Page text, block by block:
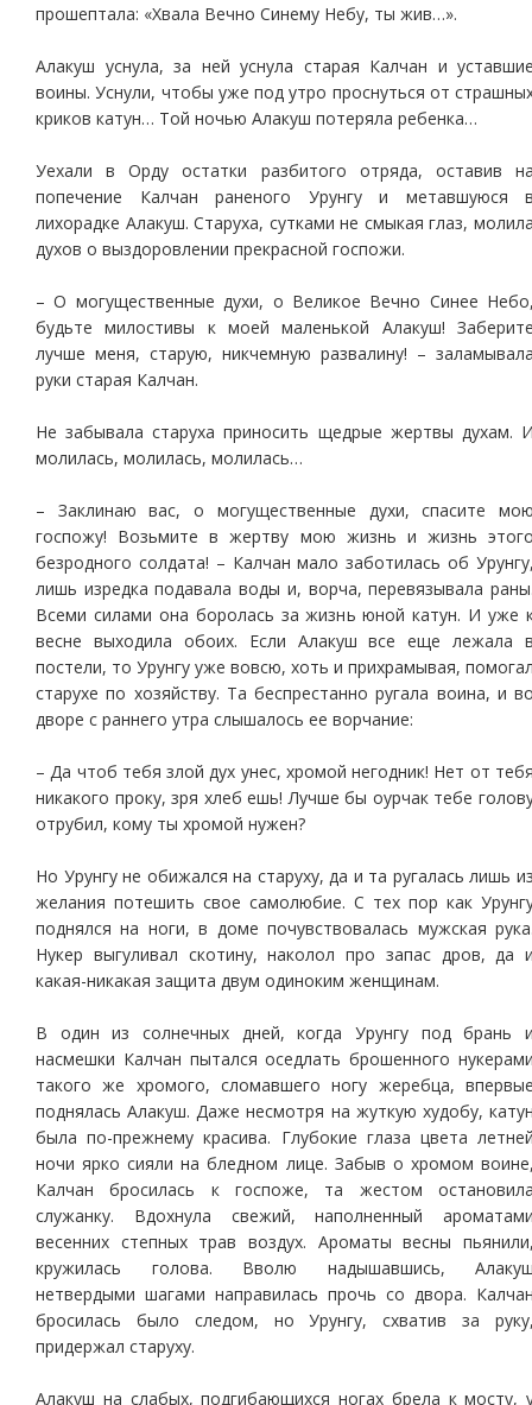
прошептала: «Хвала Вечно Синему Небу, ты жив…».
Алакуш уснула, за ней уснула старая Калчан и
воины. Уснули, чтобы уже под утро проснуться от
криков катун… Той ночью Алакуш потеряла ребенка…
Уехали в Орду остатки разбитого отряда, оставив
попечение Калчан раненого Урунгу и метавшуюся
лихорадке Алакуш. Старуха, сутками не смыкая глаз,
духов о выздоровлении прекрасной госпожи.
– О могущественные духи, о Великое Вечно Синее
будьте милостивы к моей маленькой Алакуш!
лучше меня, старую, никчемную развалину! –
руки старая Калчан.
Не забывала старуха приносить щедрые жертвы духам.
молилась, молилась, молилась…
– Заклинаю вас, о могущественные духи, спасите
госпожу! Возьмите в жертву мою жизнь и жизнь
безродного солдата! – Калчан мало заботилась об
лишь изредка подавала воды и, ворча, перевязывала
Всеми силами она боролась за жизнь юной катун. И уже
весне выходила обоих. Если Алакуш все еще лежала
постели, то Урунгу уже вовсю, хоть и прихрамывая,
старухе по хозяйству. Та беспрестанно ругала воина, и
дворе с раннего утра слышалось ее ворчание:
– Да чтоб тебя злой дух унес, хромой негодник! Нет от
никакого проку, зря хлеб ешь! Лучше бы оурчак тебе
отрубил, кому ты хромой нужен?
Но Урунгу не обижался на старуху, да и та ругалась лишь
желания потешить свое самолюбие. С тех пор как
поднялся на ноги, в доме почувствовалась мужская
Нукер выгуливал скотину, наколол про запас дров, да
какая-никакая защита двум одиноким женщинам.
В один из солнечных дней, когда Урунгу под брань
насмешки Калчан пытался оседлать брошенного
такого же хромого, сломавшего ногу жеребца,
поднялась Алакуш. Даже несмотря на жуткую худобу,
была по-прежнему красива. Глубокие глаза цвета
ночи ярко сияли на бледном лице. Забыв о хромом
Калчан бросилась к госпоже, та жестом
служанку. Вдохнула свежий, наполненный
весенних степных трав воздух. Ароматы весны
кружилась голова. Вволю надышавшись,
нетвердыми шагами направилась прочь со двора.
бросилась было следом, но Урунгу, схватив за
придержал старуху.
Алакуш на слабых, подгибающихся ногах брела к мосту,